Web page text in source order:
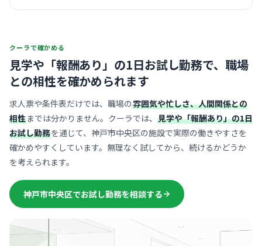
クーラで確かめる
見学や「報酬あり」の1日お試し勤務で、 職場
との相性を確かめられます
求人票や条件表だけでは、職場の雰囲気や忙しさ、人間関係との
相性までは分かりません。クーラでは、 見学や「報酬あり」の1日
お試し勤務を通じて、神戸市中央区の施設で実際の働きやすさを
確かめやすくしています。無理なく試してから、続けるかどうか
を考えられます。
神戸市中央区でお試し勤務を相談する